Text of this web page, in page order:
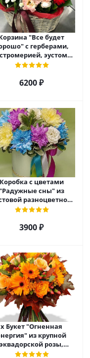
"Все будет
с герберами,
эустомой
арт. 22461
6200 ₽
Коробка с цветами
сны" из
разноцветной
арт. 22457
3900 ₽
х Букет "Огненная
из крупной
эквадорской розы,
и гермини.